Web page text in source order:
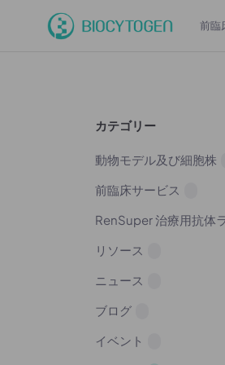
前臨
カテゴリー
動物モデル及び細胞株
前臨床サービス
RenSuper 治療用抗体
リソース
ニュース
ブログ
イベント